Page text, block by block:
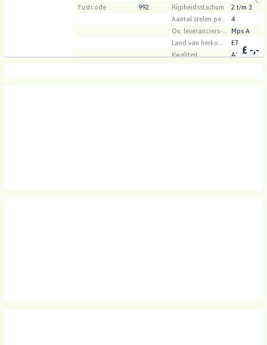
Fustcode
992 Rijpheidsstadium
2 t/m 3
Aantal stelen per bos
4
Mps A
ET
Kwaliteit
A1
£ -,-